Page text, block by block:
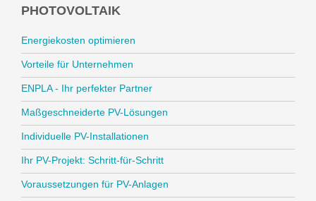
PHOTOVOLTAIK
Energiekosten optimieren
Vorteile für Unternehmen
ENPLA - Ihr perfekter Partner
Maßgeschneiderte PV-Lösungen
Individuelle PV-Installationen
Ihr PV-Projekt: Schritt-für-Schritt
Voraussetzungen für PV-Anlagen